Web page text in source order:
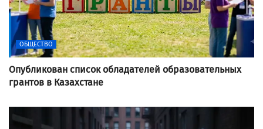
ОБЩЕСТВО
Опубликован список обладателей образовательных
грантов в Казахстане